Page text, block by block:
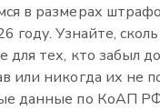
в размерах
году. Узнайте,
для тех, кто забыл
или никогда их не
данные по КоАП